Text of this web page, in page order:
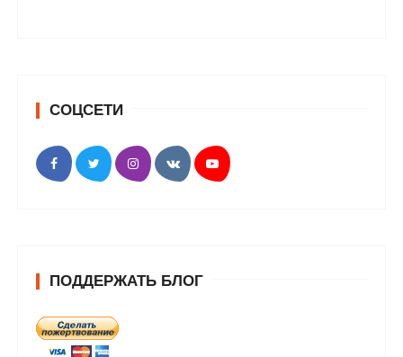
СОЦСЕТИ
ПОДДЕРЖАТЬ БЛОГ